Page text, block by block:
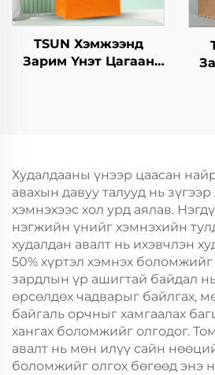
TSUN Хэмжээнд
Зарим Үнэт Цагаан
Худалдааны үнээр цаасан
авахын давуу талууд нь
хэмнэхээс хол урд аялав.
нэгжийн үнийг хэмнэхийн
худалдан авалт нь ихэвчлэн
50% хүртэл хэмнэх боломжийг
зардлын үр ашигтай байдал
өрсөлдөх чадварыг байлгах,
байгаль орчныг хамгаалах
хангах боломжийг олгодог.
авалт нь мөн илүү сайн
боломжийг олгох бөгөөд энэ